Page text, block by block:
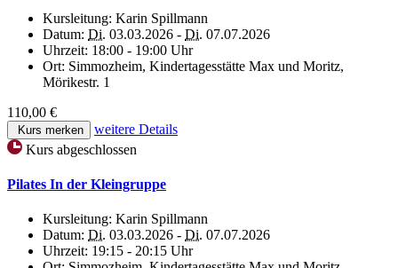
Kursleitung: Karin Spillmann
Datum: Di. 03.03.2026 - Di. 07.07.2026
Uhrzeit: 18:00 - 19:00 Uhr
Ort: Simmozheim, Kindertagesstätte Max und Moritz,
Mörikestr. 1
110,00 €
Kurs merken
weitere Details
Kurs abgeschlossen
Pilates In der Kleingruppe
Kursleitung: Karin Spillmann
Datum: Di. 03.03.2026 - Di. 07.07.2026
Uhrzeit: 19:15 - 20:15 Uhr